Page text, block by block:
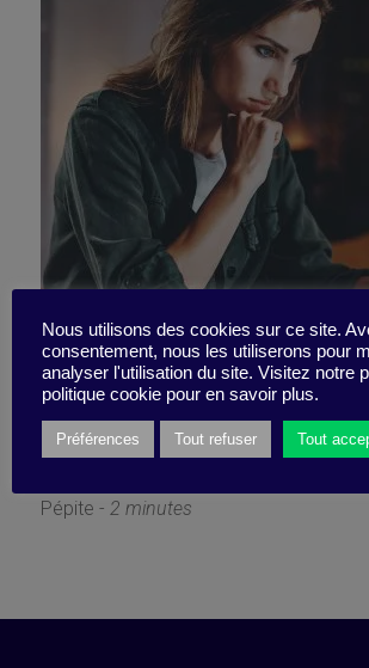
Vous vous sentez
seule ?
Pépite - 2 minutes
Nous utilisons des cookies sur ce site.
consentement, nous les utiliserons pour
analyser l'utilisation du site. Visitez notre
politique cookie pour en savoir plus.
Préférences Tout refuser Tout